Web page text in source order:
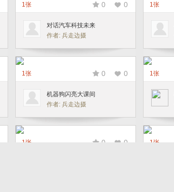
1张 0 0
对话汽车科技未来
作者: 兵走边摄
1张
1张 0 0
机器狗闪亮大课间
作者: 兵走边摄
1张
1张 0 0 1张